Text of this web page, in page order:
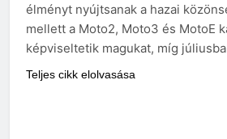
élményt nyújtsanak a hazai
mellett a Moto2, Moto3 és MotoE
képviseltetik magukat, míg
Teljes cikk elolvasása